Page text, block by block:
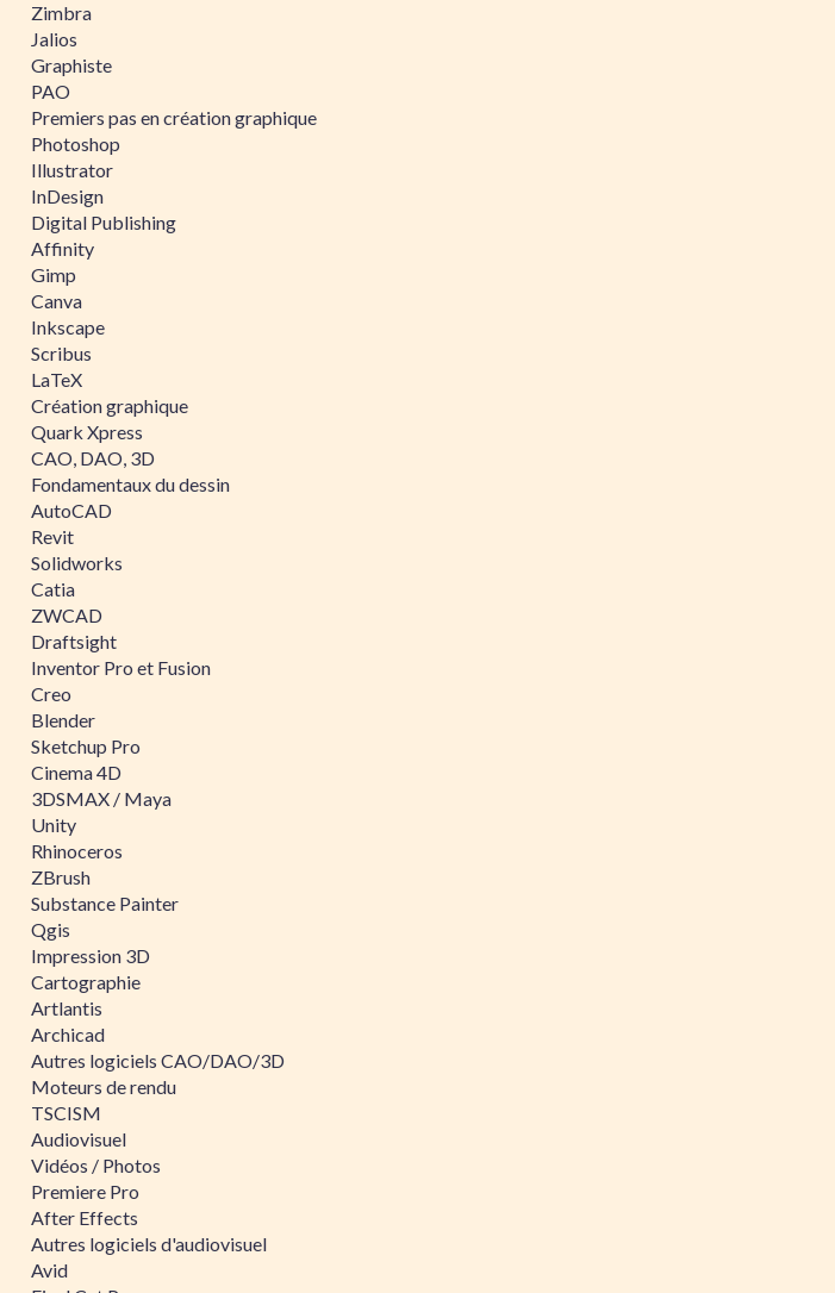
Zimbra
Jalios
Graphiste
PAO
Premiers pas en création graphique
Photoshop
Illustrator
InDesign
Digital Publishing
Affinity
Gimp
Canva
Inkscape
Scribus
LaTeX
Création graphique
Quark Xpress
CAO, DAO, 3D
Fondamentaux du dessin
AutoCAD
Revit
Solidworks
Catia
ZWCAD
Draftsight
Inventor Pro et Fusion
Creo
Blender
Sketchup Pro
Cinema 4D
3DSMAX / Maya
Unity
Rhinoceros
ZBrush
Substance Painter
Qgis
Impression 3D
Cartographie
Artlantis
Archicad
Autres logiciels CAO/DAO/3D
Moteurs de rendu
TSCISM
Audiovisuel
Vidéos / Photos
Premiere Pro
After Effects
Autres logiciels d'audiovisuel
Avid